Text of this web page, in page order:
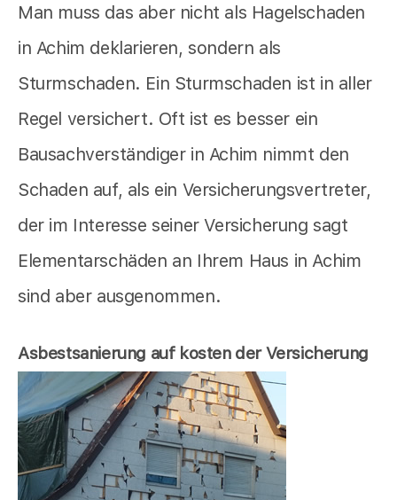
Man muss das aber nicht als Hagelschaden
in Achim deklarieren, sondern als
Sturmschaden. Ein Sturmschaden ist in aller
Regel versichert. Oft ist es besser ein
Bausachverständiger in Achim nimmt den
Schaden auf, als ein Versicherungsvertreter,
der im Interesse seiner Versicherung sagt
Elementarschäden an Ihrem Haus in Achim
sind aber ausgenommen.
Asbestsanierung auf kosten der Versicherung